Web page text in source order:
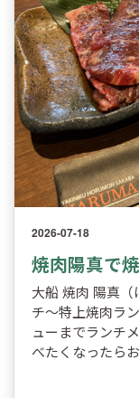
2026-07-18
焼肉陽真で
大船 焼肉 陽真
チ～特上焼肉ラ
ューまでランチ
べたくなったら